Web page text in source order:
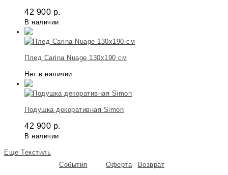
42 900 р.
В наличии
Плед Carina Nuage 130х190 см
Нет в наличии
Подушка декоративная Simon
42 900 р.
В наличии
Еще Текстиль
События
Оферта
Возврат